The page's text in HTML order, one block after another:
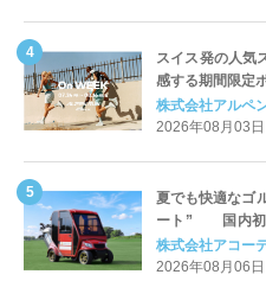
スイス発の人気
感する期間限定
株式会社アルペ
2026年08月03
夏でも快適なゴ
ート” 国内初
Cart（エアコン
ルフ
株式会社アコー
2026年08月06